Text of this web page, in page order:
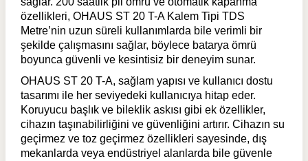
özellikleri, OHAUS ST 20 T-A Kalem Tipi TDS
Metre’nin uzun süreli kullanımlarda bile verimli bir
şekilde çalışmasını sağlar, böylece batarya ömrü
boyunca güvenli ve kesintisiz bir deneyim sunar.
OHAUS ST 20 T-A, sağlam yapısı ve kullanıcı dostu
tasarımı ile her seviyedeki kullanıcıya hitap eder.
Koruyucu başlık ve bileklik askısı gibi ek özellikler,
cihazın taşınabilirliğini ve güvenliğini artırır. Cihazın su
geçirmez ve toz geçirmez özellikleri sayesinde, dış
mekanlarda veya endüstriyel alanlarda bile güvenle